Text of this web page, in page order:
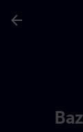
arrow_back